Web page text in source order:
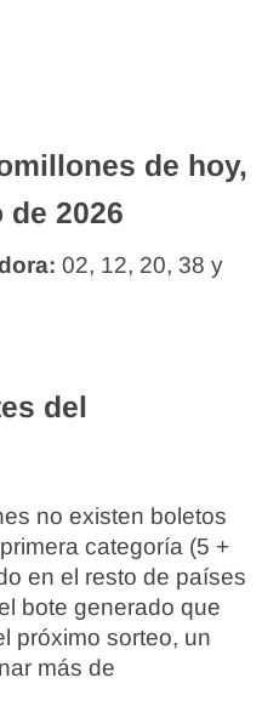
de hoy,
de 2026
02, 12, 20, 38 y
del
no existen boletos
categoría (5 +
en el resto de países
bote generado que
próximo sorteo, un
más de